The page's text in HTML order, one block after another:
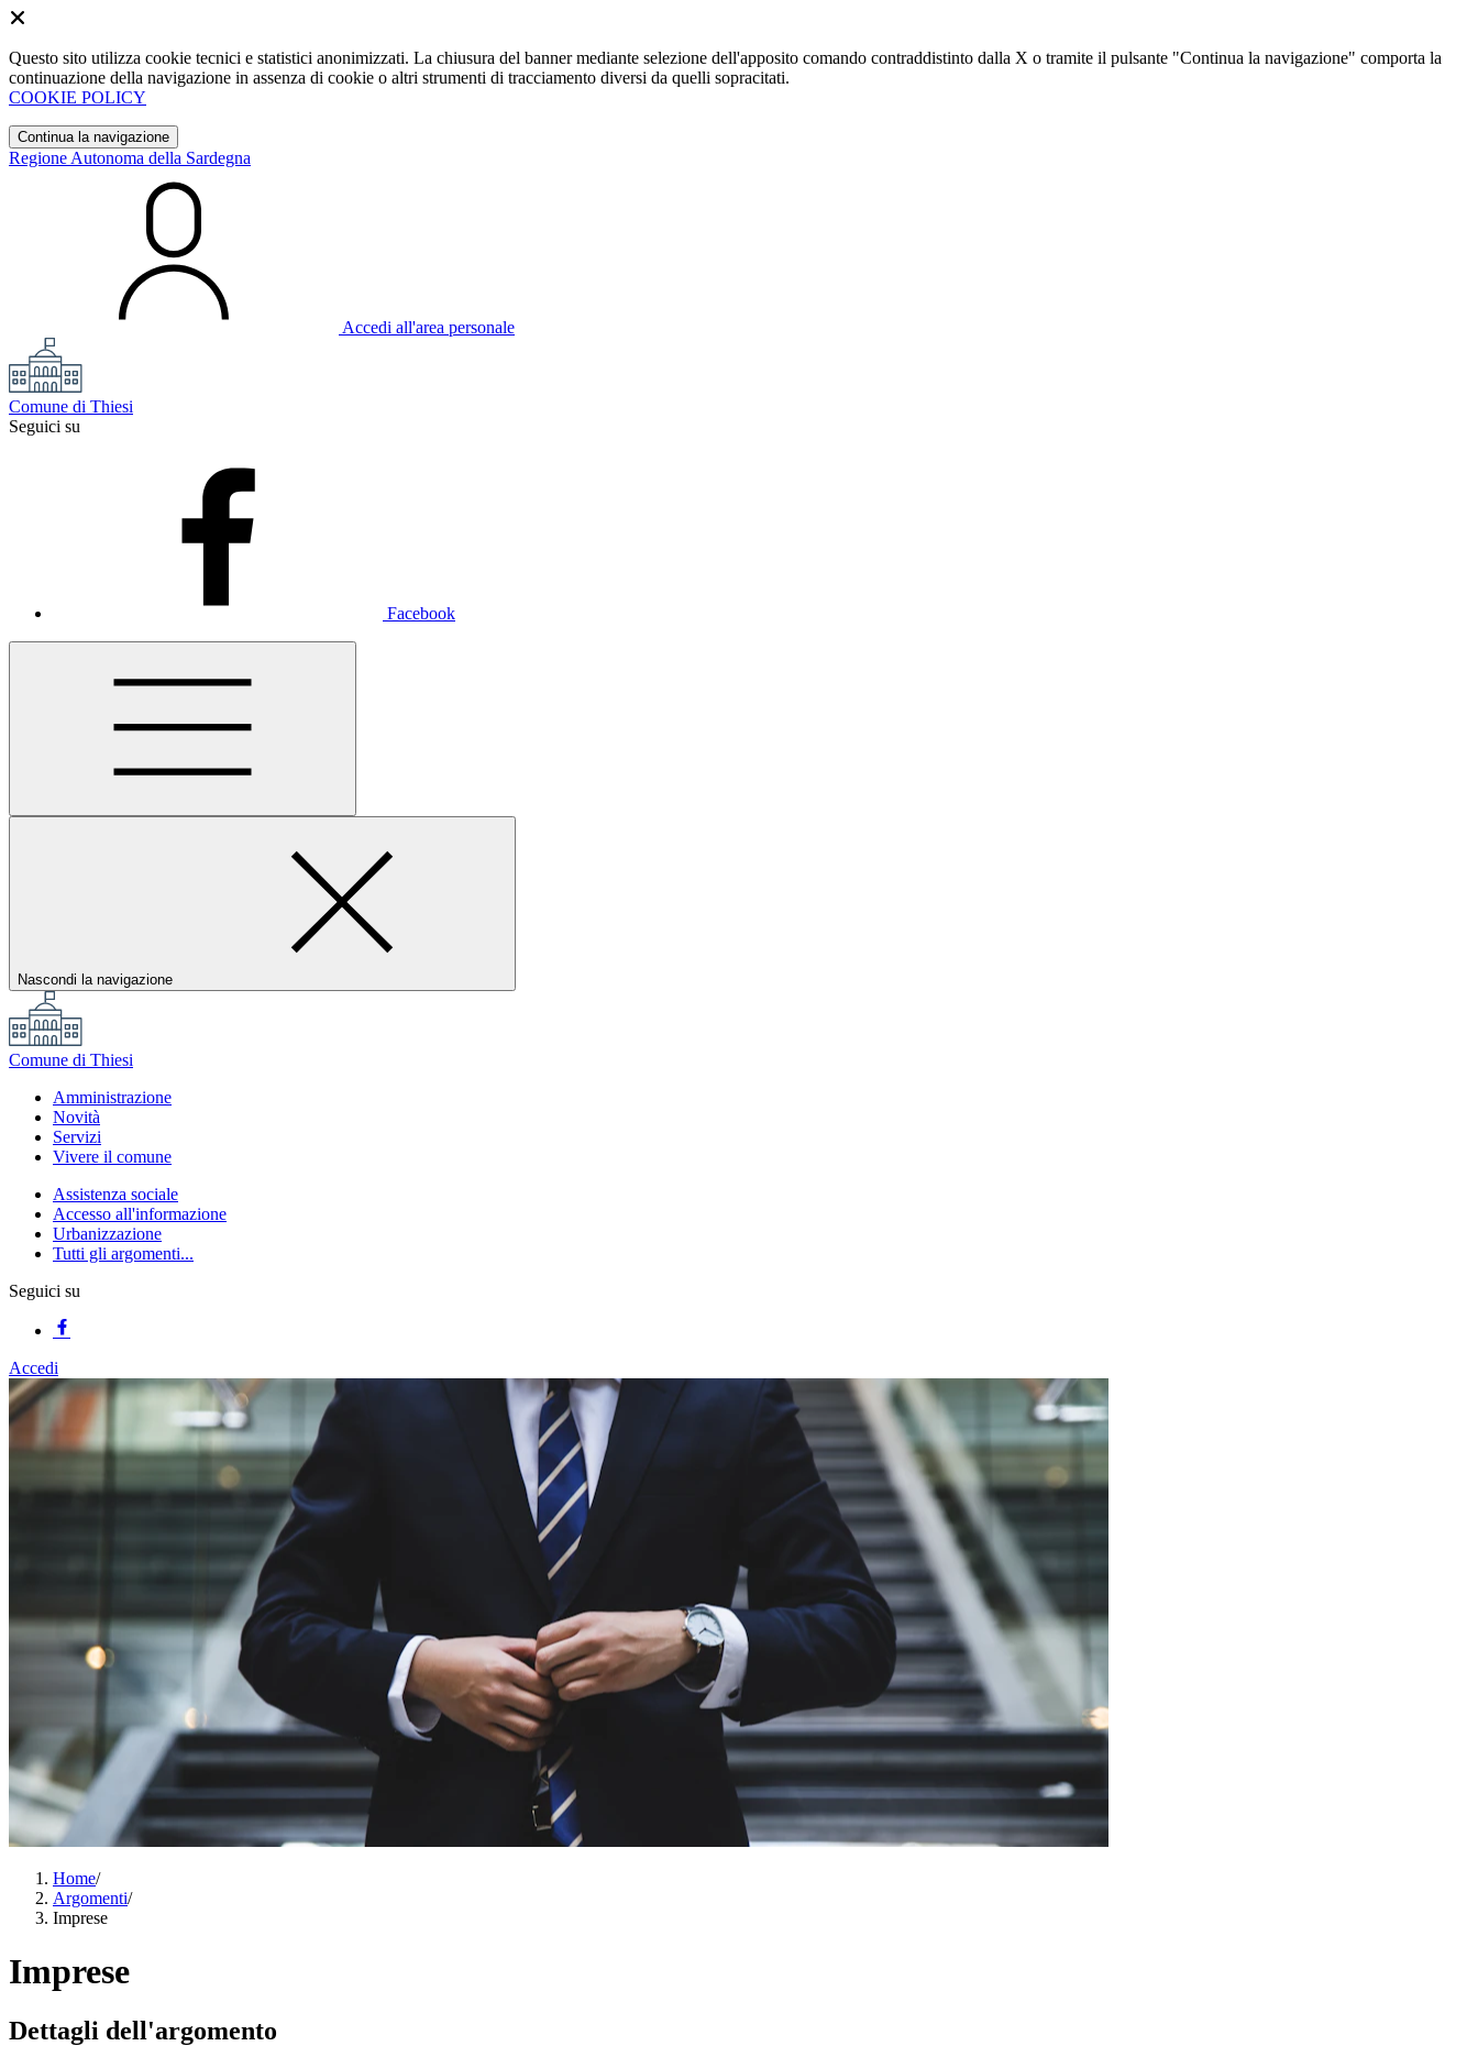
Questo sito utilizza cookie tecnici e statistici anonimizzati. La chiusura del banner mediante selezione dell'apposito comando contraddistinto dalla X o tramite il pulsante "Continua la navigazione" comporta la
continuazione della navigazione in assenza di cookie o altri strumenti di tracciamento diversi da quelli sopracitati.
COOKIE POLICY
Continua la navigazione
Regione Autonoma della Sardegna
Accedi all'area personale
Comune di Thiesi
Seguici su
Facebook
Nascondi la navigazione
Comune di Thiesi
Amministrazione
Novità
Servizi
Vivere il comune
Assistenza sociale
Accesso all'informazione
Urbanizzazione
Tutti gli argomenti...
Seguici su
Accedi
Home/
Argomenti/
Imprese
Imprese
Dettagli dell'argomento